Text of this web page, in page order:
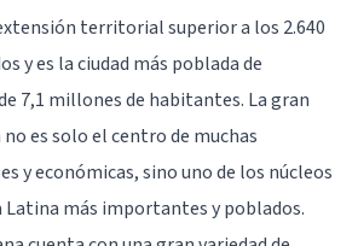
territorial superior a los 2.640
y es la ciudad más poblada de
7,1 millones de habitantes. La gran
es solo el centro de muchas
y económicas, sino uno de los núcleos
Latina más importantes y poblados.